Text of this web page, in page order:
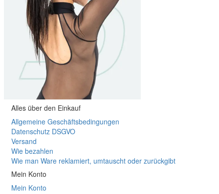
Alles über den Einkauf
Allgemeine Geschäftsbedingungen
Datenschutz DSGVO
Versand
Wie bezahlen
Wie man Ware reklamiert, umtauscht oder zurückgibt
Mein Konto
Mein Konto